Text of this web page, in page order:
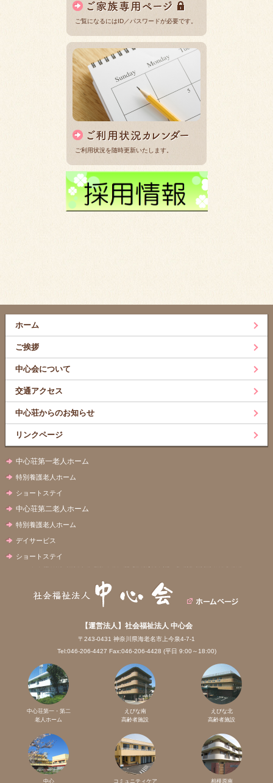
ご覧になるにはID／パスワードが必要です。
ご利用状況を随時更新いたします。
ホーム
ご挨拶
中心会について
交通アクセス
中心荘からのお知らせ
リンクページ
中心荘第一老人ホーム
特別養護老人ホーム
ショートステイ
中心荘第二老人ホーム
特別養護老人ホーム
デイサービス
ショートステイ
【運営法人】社会福祉法人 中心会
〒243-0431 神奈川県海老名市上今泉4-7-1
Tel:046-206-4427 Fax:046-206-4428 (平日 9:00～18:00)
中心荘第一・第二
老人ホーム
えびな南
高齢者施設
えびな北
高齢者施設
中心 コミュニティケア 相模原南